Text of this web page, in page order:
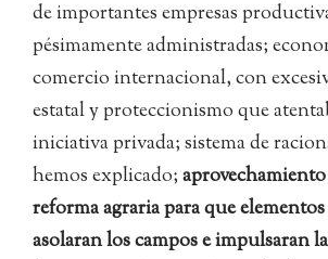
de importantes empresas
pésimamente administradas;
comercio internacional, con
estatal y proteccionismo que
iniciativa privada; sistema de
hemos explicado;
reforma agraria para que
asolaran los campos e impulsaran